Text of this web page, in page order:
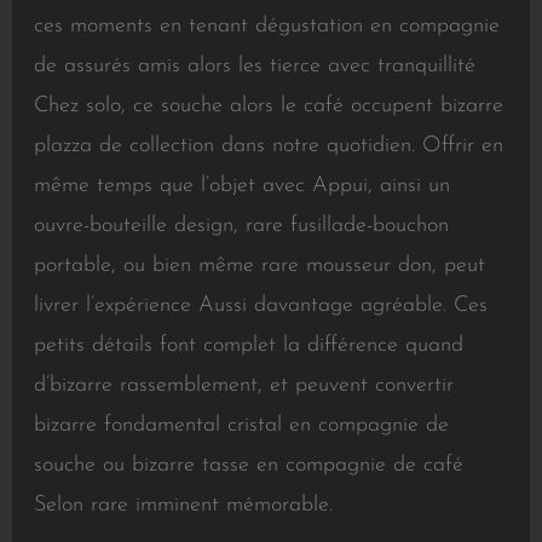
ces moments en tenant dégustation en compagnie
de assurés amis alors les tierce avec tranquillité
Chez solo, ce souche alors le café occupent bizarre
plazza de collection dans notre quotidien. Offrir en
même temps que l’objet avec Appui, ainsi un
ouvre-bouteille design, rare fusillade-bouchon
portable, ou bien même rare mousseur don, peut
livrer l’expérience Aussi davantage agréable. Ces
petits détails font complet la différence quand
d’bizarre rassemblement, et peuvent convertir
bizarre fondamental cristal en compagnie de
souche ou bizarre tasse en compagnie de café
Selon rare imminent mémorable.